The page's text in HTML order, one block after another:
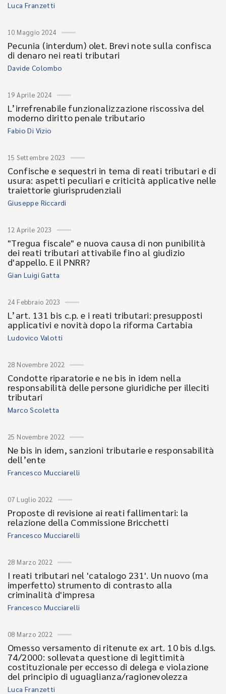
Luca Franzetti
10 Maggio 2024
Pecunia (interdum) olet. Brevi note sulla confisca
di denaro nei reati tributari
Davide Colombo
19 Aprile 2024
L’irrefrenabile funzionalizzazione riscossiva del
moderno diritto penale tributario
Fabio Di Vizio
15 Settembre 2023
Confische e sequestri in tema di reati tributari e di
usura: aspetti peculiari e criticità applicative nelle
traiettorie giurisprudenziali
Giuseppe Riccardi
12 Aprile 2023
"Tregua fiscale" e nuova causa di non punibilità
dei reati tributari attivabile fino al giudizio
d'appello. E il PNRR?
Gian Luigi Gatta
24 Febbraio 2023
L’art. 131 bis c.p. e i reati tributari: presupposti
applicativi e novità dopo la riforma Cartabia
Ludovico Valotti
28 Novembre 2022
Condotte riparatorie e ne bis in idem nella
responsabilità delle persone giuridiche per illeciti
tributari
Marco Scoletta
25 Novembre 2022
Ne bis in idem, sanzioni tributarie e responsabilità
dell’ente
Francesco Mucciarelli
07 Luglio 2022
Proposte di revisione ai reati fallimentari: la
relazione della Commissione Bricchetti
Francesco Mucciarelli
28 Marzo 2022
I reati tributari nel 'catalogo 231'. Un nuovo (ma
imperfetto) strumento di contrasto alla
criminalità d'impresa
Francesco Mucciarelli
08 Marzo 2022
Omesso versamento di ritenute ex art. 10 bis d.lgs.
74/2000: sollevata questione di legittimità
costituzionale per eccesso di delega e violazione
del principio di uguaglianza/ragionevolezza
Luca Franzetti